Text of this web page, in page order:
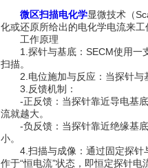
微区扫描电化学显微技术（
化或还原所给出的电化学电流来
工作原理
1.探针与基底：SECM使用一支
扫描。
2.电位施加与反应：当探针与基
3.反馈机制：
-正反馈：当探针靠近导电基底
流就越大。
-负反馈：当探针靠近绝缘基底
小。
4.扫描与成像：通过固定探针与
作于“恒电流”状态，即恒定探针电